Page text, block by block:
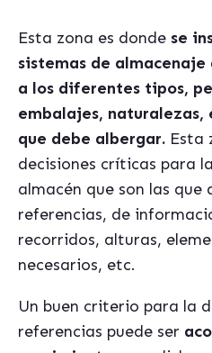
Esta zona es donde se
sistemas de
a los diferentes tipos,
embalajes, naturalezas,
que debe albergar. Esta
decisiones críticas para
almacén que son las
referencias, de
recorridos, alturas,
necesarios, etc.
Un buen criterio para la
referencias puede ser